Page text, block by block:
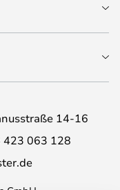
14-16
423 063 128